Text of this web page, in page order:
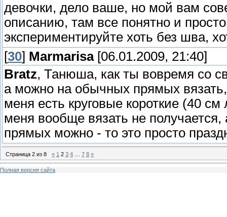
девочки, дело ваше, но мой вам
описанию, там все понятно и
экспериментируйте хоть без шва,
[30] Marmarisa[06.01.2009, 21:40]
Bratz, Танюша, как ты вовремя со
а можно на обычных прямых
меня есть круговые короткие (40
меня вообще вязать не
прямых можно - то это просто
Страница 2 из 8 « 1 2 3 4 7 8 »
Полная версия сайта